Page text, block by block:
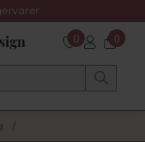
0 0